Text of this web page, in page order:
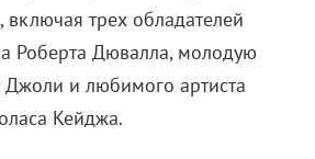
трех обладателей
Роберта Дювалла, молодую
и любимого артиста
Кейджа.